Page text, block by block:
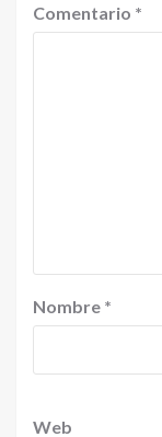
Comentario *
Nombre *
Web